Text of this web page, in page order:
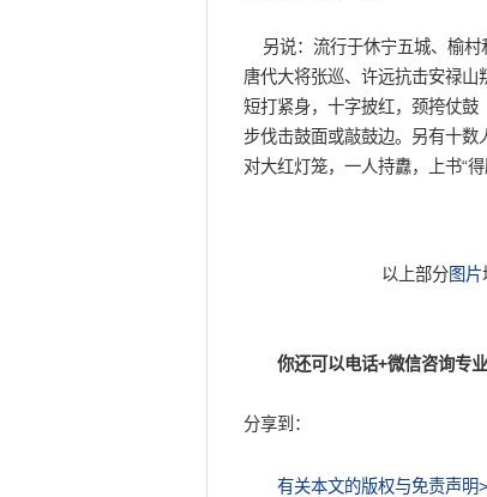
另说：流行于休宁五城、榆村
唐代大将张巡、许远抗击安禄山
短打紧身，十字披红，颈挎仗
步伐击鼓面或敲鼓边。另有十
对大红灯笼，一人持纛，上书“
以上部分图片
你还可以电话+微信咨询专业
分享到：
有关本文的版权与免责声明